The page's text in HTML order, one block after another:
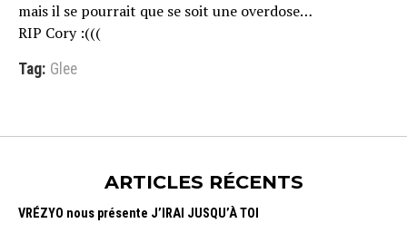
mais il se pourrait que se soit une overdose…
RIP Cory :(((
Tag: Glee
ARTICLES RÉCENTS
VRÉZYO nous présente J’IRAI JUSQU’À TOI